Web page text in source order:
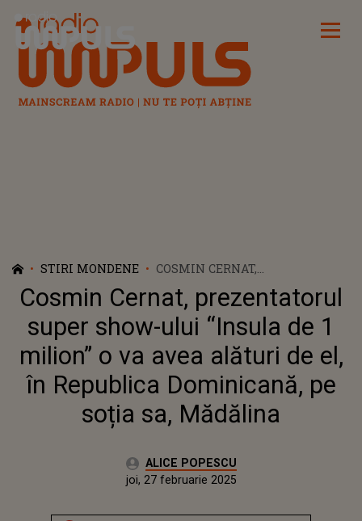
Radio Impuls
STIRI MONDENE
COSMIN CERNAT,
PREZENTATORUL SUPER SHOW-
ULUI “INSULA DE 1 MILION” O
VA AVEA ALĂTURI DE EL, ÎN
REPUBLICA DOMINICANĂ, PE
SOȚIA SA, MĂDĂLINA
Cosmin Cernat, prezentatorul
super show-ului “Insula de 1
milion” o va avea alături de el,
în Republica Dominicană, pe
soția sa, Mădălina
Autor:ALICE POPESCU
marți, 27 februarie 2024Actualizat:
joi, 27 februarie 2025